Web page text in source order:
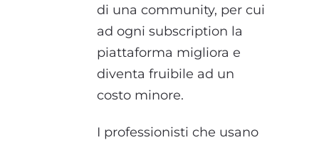
di una community, per cui
ad ogni subscription la
piattaforma migliora e
diventa fruibile ad un
costo minore.
I professionisti che usano